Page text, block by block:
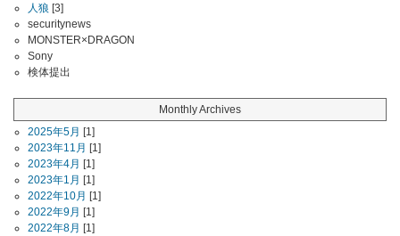
人狼 [3]
securitynews
MONSTER×DRAGON
Sony
検体提出
Monthly Archives
2025年5月 [1]
2023年11月 [1]
2023年4月 [1]
2023年1月 [1]
2022年10月 [1]
2022年9月 [1]
2022年8月 [1]